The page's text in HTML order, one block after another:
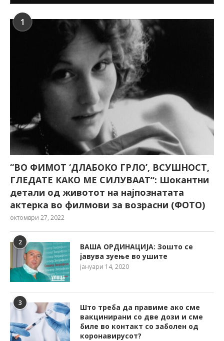
1
“ВО ФИМОТ ‘ДЛАБОКО ГРЛО’, ВСУШНОСТ,
ГЛЕДАТЕ КАКО МЕ СИЛУВААТ“: Шокантни
детали од животот на најпознатата
актерка во филмови за возрасни (ФОТО)
октомври 27, 2022
2
ВАША ОРДИНАЦИЈА: Зошто се
јавува зуење во ушите
јануари 14, 2020
3
Што треба да правиме ако сме
вакцинирани со две дози и сме
биле во контакт со заболен од
коронавирусот?